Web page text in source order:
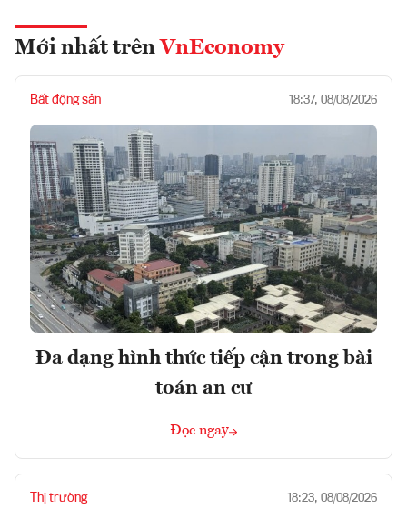
Mới nhất trên VnEconomy
Bất động sản 18:37, 08/08/2026
Đa dạng hình thức tiếp cận trong bài
toán an cư
Đọc ngay
Thị trường 18:23, 08/08/2026